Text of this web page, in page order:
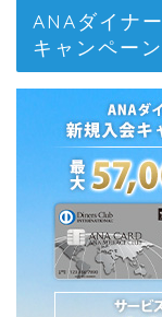
ANAダイナ
キャンペーン